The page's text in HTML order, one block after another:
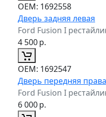
ОЕМ: 1692558
Дверь задняя левая
Ford Fusion I
4 500р.
ОЕМ: 1692547
Дверь передняя
Ford Fusion I
6 000р.